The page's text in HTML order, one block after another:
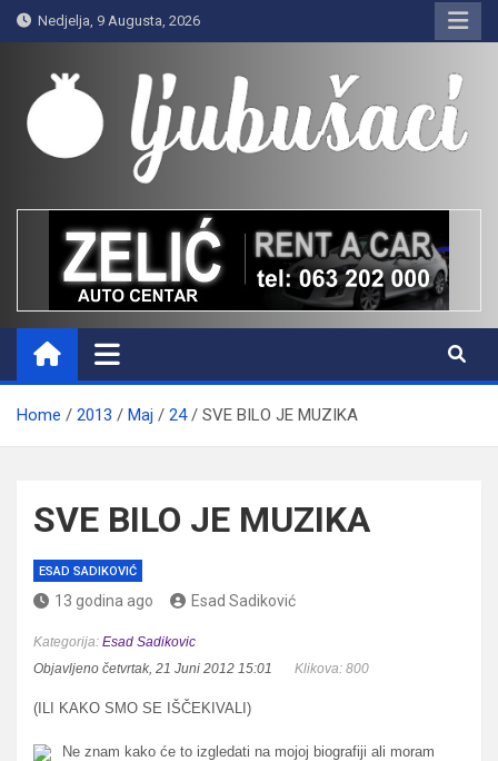
Skip
to
content
Nedjelja, 9 Augusta, 2026
Ljubušaci
Svom voljenom gradu
Home 2013 Maj 24 SVE BILO JE MUZIKA
SVE BILO JE MUZIKA
ESAD SADIKOVIĆ
13 godina ago Esad Sadiković
Kategorija: Esad Sadikovic
Objavljeno četvrtak, 21 Juni 2012 15:01 Klikova: 800
(ILI KAKO SMO SE IŠČEKIVALI)
Ne znam kako će to izgledati na mojoj biografiji ali moram